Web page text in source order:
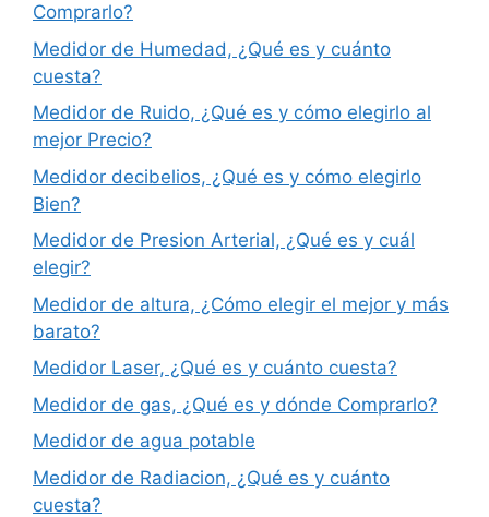
Comprarlo?
Medidor de Humedad, ¿Qué es y cuánto
cuesta?
Medidor de Ruido, ¿Qué es y cómo elegirlo al
mejor Precio?
Medidor decibelios, ¿Qué es y cómo elegirlo
Bien?
Medidor de Presion Arterial, ¿Qué es y cuál
elegir?
Medidor de altura, ¿Cómo elegir el mejor y más
barato?
Medidor Laser, ¿Qué es y cuánto cuesta?
Medidor de gas, ¿Qué es y dónde Comprarlo?
Medidor de agua potable
Medidor de Radiacion, ¿Qué es y cuánto
cuesta?